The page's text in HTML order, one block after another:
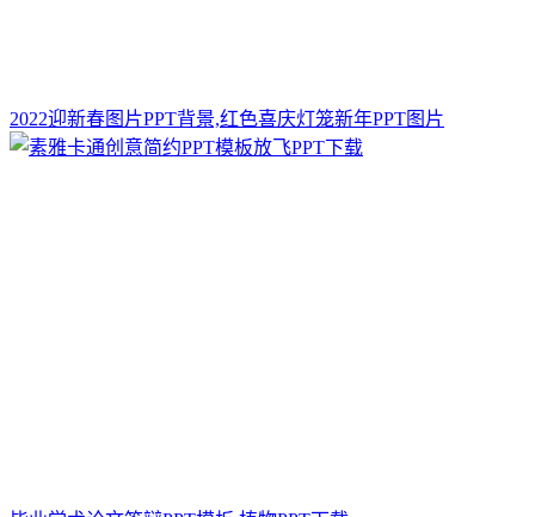
2022迎新春图片PPT背景,红色喜庆灯笼新年PPT图片